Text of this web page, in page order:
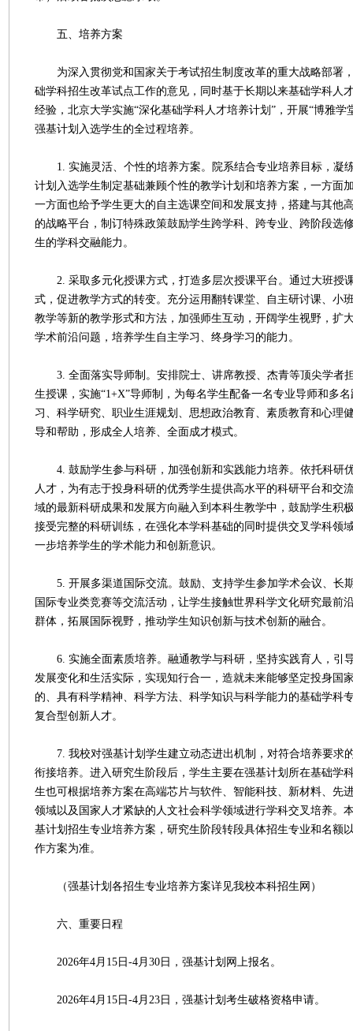
五、培养方案
为深入贯彻党和国家关于考试招生制度改革的重大战略部署
础学科招生改革试点工作的意见，同时基于长期以来基础学科人
经验，北京大学实施“深化基础学科人才培养计划”，开展“博雅学
强基计划入选学生的全过程培养。
1. 实施灵活、个性的培养方案。院系结合专业培养目标，凝
计划入选学生制定基础兼顾个性的教学计划和培养方案，一方面
一方面也给予学生更大的自主选课空间和发展支持，搭建与其他
的战略平台，制订特殊政策鼓励学生跨学科、跨专业、跨阶段选
生的学科交融能力。
2. 采取多元化授课方式，打造多层次授课平台。通过大班授
式，促进教学方式的转变。充分运用翻转课堂、自主研讨课、小
教学等新的教学形式和方法，加强师生互动，开阔学生视野，扩
学术前沿问题，培养学生自主学习、终身学习的能力。
3. 全面落实导师制。安排院士、讲席教授、杰青等顶尖学者
生授课，实施“1+X”导师制，为每名学生配备一名专业导师和多
习、科学研究、职业生涯规划、思想政治教育、素质教育和心理
导和帮助，形成全人培养、全面成才模式。
4. 鼓励学生参与科研，加强创新和实践能力培养。依托科研
人才，为有志于投身科研的优秀学生提供高水平的科研平台和交
域的最新科研成果和发展方向融入到本科生教学中，鼓励学生积
接受完整的科研训练，在强化本学科基础的同时提供交叉学科领
一步培养学生的学术能力和创新意识。
5. 开展多渠道国际交流。鼓励、支持学生参加学术会议、长
国际专业类竞赛等交流活动，让学生接触世界科学文化研究最前
群体，拓展国际视野，推动学生知识创新与技术创新的融合。
6. 实施全面素质培养。融通教学与科研，坚持实践育人，引
发展变化和生活实际，实现知行合一，造就未来能够坚定投身国
的、具有科学精神、科学方法、科学知识与科学能力的基础学科
复合型创新人才。
7. 我校对强基计划学生建立动态进出机制，对符合培养要求
衔接培养。进入研究生阶段后，学生主要在强基计划所在基础学
生也可根据培养方案在高端芯片与软件、智能科技、新材料、先
领域以及国家人才紧缺的人文社会科学领域进行学科交叉培养。
基计划招生专业培养方案，研究生阶段转段具体招生专业和名额
作方案为准。
（强基计划各招生专业培养方案详见我校本科招生网）
六、重要日程
2026年4月15日-4月30日，强基计划网上报名。
2026年4月15日-4月23日，强基计划考生破格资格申请。